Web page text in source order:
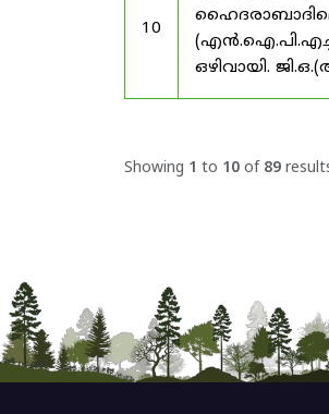
10
ഒഴിവായി.
Showing 1 to 10 of 89